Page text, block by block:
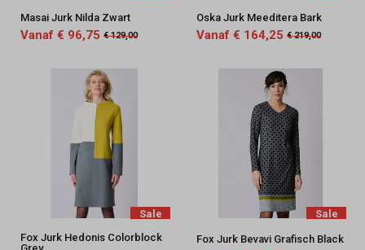
Masai Jurk Nilda Zwart
Vanaf € 96,75 € 129,00
Oska Jurk Meeditera Bark
Vanaf € 164,25 € 219,00
Sale
Fox Jurk Hedonis Colorblock
Sale
Fox Jurk Bevavi Grafisch Black